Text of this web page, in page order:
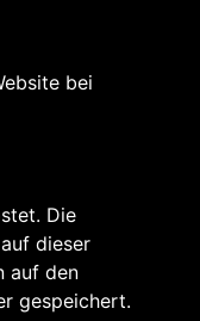
bei
Die
dieser
auf den
gespeichert.